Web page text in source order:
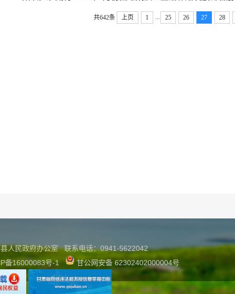
共642条 上页 1 25 26 27 28
县人民政府办公室联系电话：0941-5622042
备16000083号-1 甘公网安备 62302402000004号